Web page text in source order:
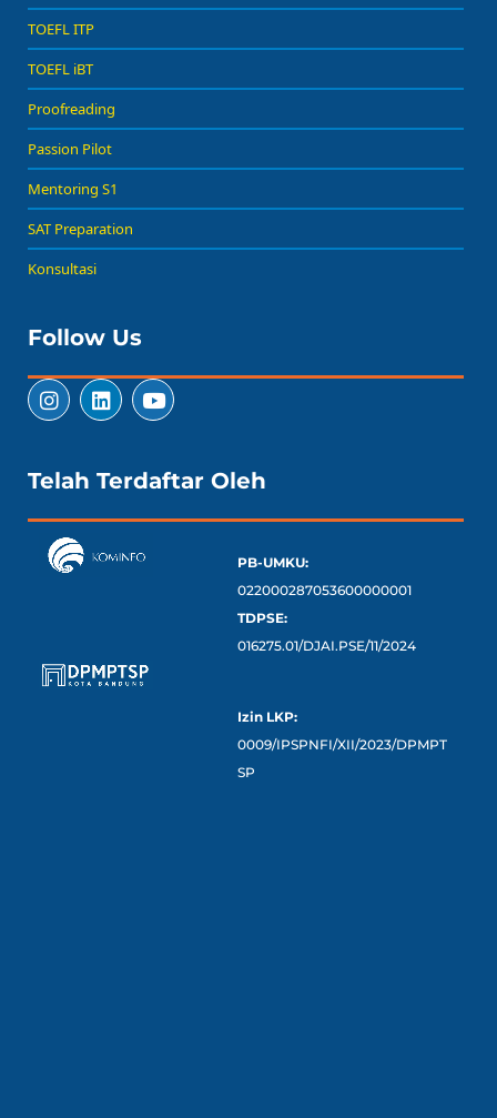
TOEFL ITP
TOEFL iBT
Proofreading
Passion Pilot
Mentoring S1
SAT Preparation
Konsultasi
Follow Us
Telah Terdaftar Oleh
PB-UMKU:
022000287053600000001
TDPSE:
016275.01/DJAI.PSE/11/2024
Izin LKP:
0009/IPSPNFI/XII/2023/DPMPT
SP